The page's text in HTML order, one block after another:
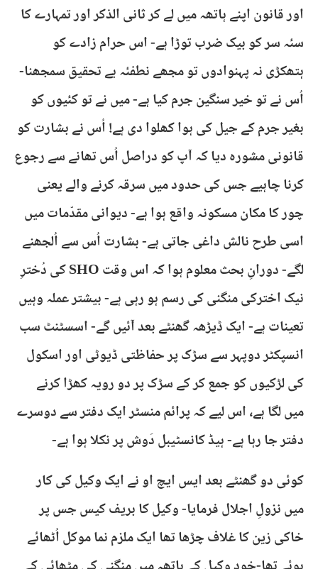
اور قانون اپنے ہاتھہ میں لے کر ثانی الذکر اور تمہارے کا
سئہ سر کو بیک ضرب توڑا ہے- اس حرام زادے کو
ہتھکڑی نہ پہنوادوں تو مجھے نطفئہ بے تحقیق سمجھنا-
اُس نے تو خیر سنگین جرم کیا ہے- میں نے تو کئیوں کو
بغیر جرم کے جیل کی ہوا کھلوا دی ہے! اُس نے بشارت کو
قانونی مشورہ دیا کہ آپ کو دراصل اُس تھانے سے رجوع
کرنا چاہیے جس کی حدود میں سرقہ کرنے والے یعنی
چور کا مکان مسکونہ واقع ہوا ہے- دیوانی مقدّمات میں
اسی طرح نالش داغی جاتی ہے- بشارت اُس سے اُلجھنے
لگے- دورانِ بحث معلوم ہوا کہ اس وقت SHO کی دُخترِ
نیک اخترکی منگنی کی رسم ہو رہی ہے- بیشتر عملہ وہیں
تعینات ہے- ایک ڈیڑھہ گھنٹے بعد آئیں گے- اسسٹنٹ سب
انسپکٹر دوپہر سے سڑک پر حفاظتی ڈیوٹی اور اسکول
کی لڑکیوں کو جمع کر کے سڑک پر دو رویہ کھڑا کرنے
میں لگا ہے، اس لیے کہ پرائم منسٹر ایک دفتر سے دوسرے
دفتر جا رہا ہے- ہیڈ کانسٹیبل دَوش پر نکلا ہوا ہے-
کوئی دو گھنٹے بعد ایس ایچ او نے ایک وکیل کی کار
میں نزولِ اجلال فرمایا- وکیل کا بریف کیس جس پر
خاکی زین کا غلاف چڑھا تھا ایک ملزم نما موکل اُٹھائے